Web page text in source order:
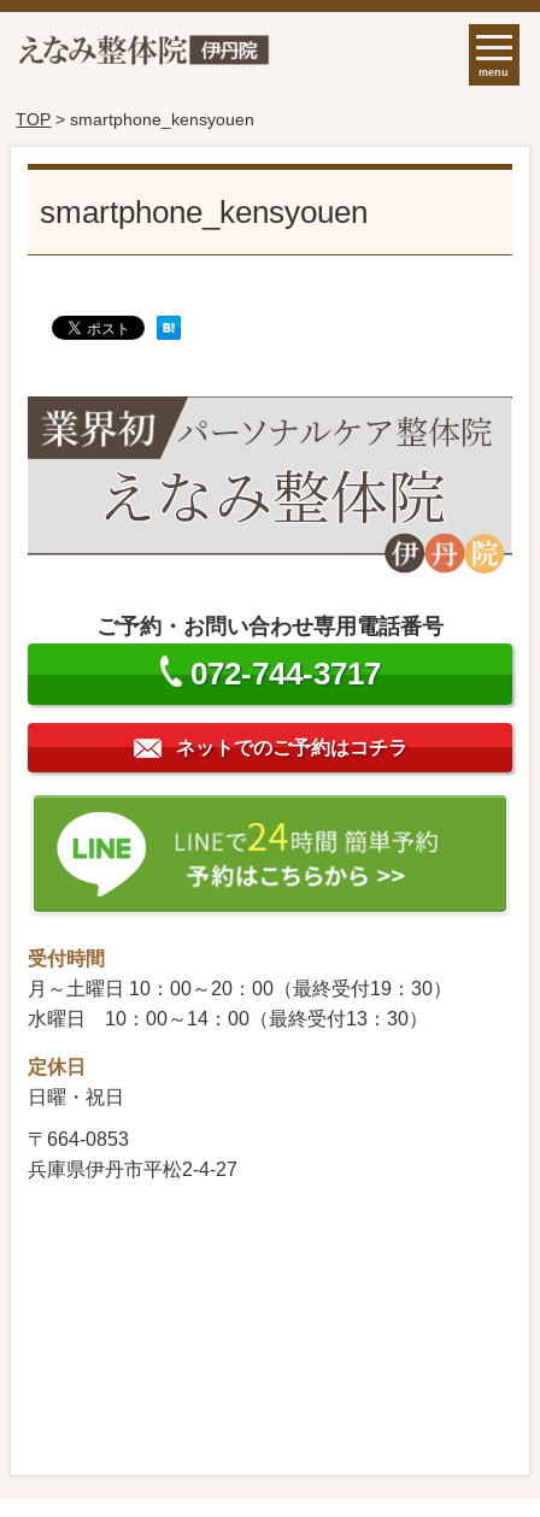
menu
TOP > smartphone_kensyouen
smartphone_kensyouen
ご予約・お問い合わせ専用電話番号
072-744-3717
ネットでのご予約はコチラ
受付時間
月～土曜日 10：00～20：00（最終受付19：30）
水曜日 10：00～14：00（最終受付13：30）
定休日
日曜・祝日
〒664-0853
兵庫県伊丹市平松2-4-27